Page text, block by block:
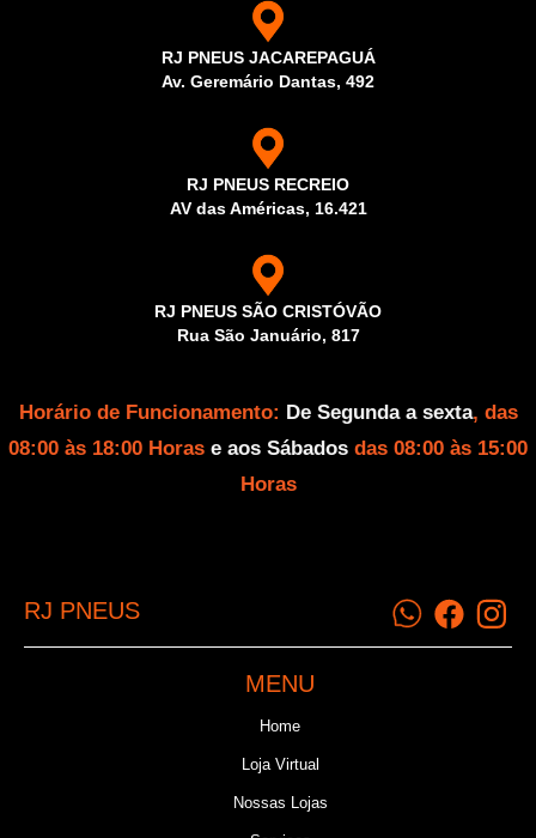
RJ PNEUS JACAREPAGUÁ
Av. Geremário Dantas, 492
RJ PNEUS RECREIO
AV das Américas, 16.421
RJ PNEUS SÃO CRISTÓVÃO
Rua São Januário, 817
Horário de Funcionamento: De Segunda a sexta, das
08:00 às 18:00 Horas e aos Sábados das 08:00 às 15:00
Horas
RJ PNEUS
MENU
Home
Loja Virtual
Nossas Lojas